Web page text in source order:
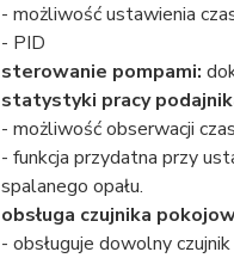
- możliwość ustawienia
- PID
sterowanie pompami:
statystyki pracy
- możliwość obserwacji
- funkcja przydatna przy
spalanego opału.
obsługa czujnika
- obsługuje dowolny